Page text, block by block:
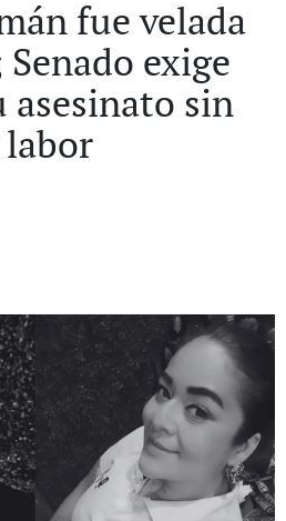
fue velada
exige
asesinato sin
labor